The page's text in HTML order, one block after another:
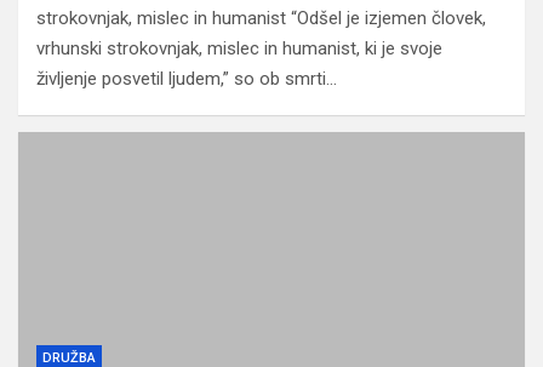
strokovnjak, mislec in humanist “Odšel je izjemen človek,
vrhunski strokovnjak, mislec in humanist, ki je svoje
življenje posvetil ljudem,” so ob smrti…
DRUŽBA